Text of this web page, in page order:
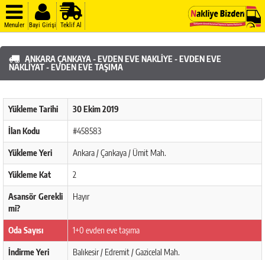
Menuler Bayi Girişi Teklif Al
ANKARA ÇANKAYA - EVDEN EVE NAKLIYE - EVDEN EVE
NAKLIYAT - EVDEN EVE TAŞIMA
Yükleme Tarihi 30 Ekim 2019
İlan Kodu #458583
Yükleme Yeri Ankara / Çankaya / Ümit Mah.
Yükleme Kat 2
Asansör Gerekli
mi?
Hayır
Oda Sayısı 1+0 evden eve taşıma
İndirme Yeri Balıkesir / Edremit / Gazicelal Mah.